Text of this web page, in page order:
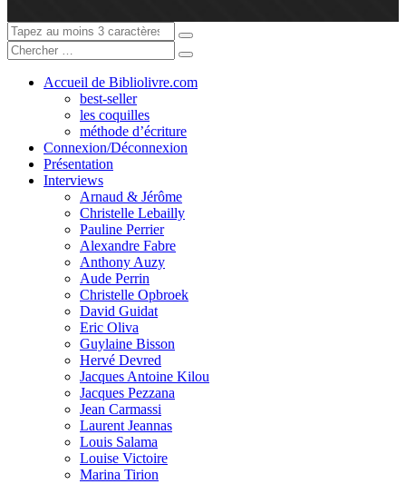
Accueil de Bibliolivre.com
best-seller
les coquilles
méthode d’écriture
Connexion/Déconnexion
Présentation
Interviews
Arnaud & Jérôme
Christelle Lebailly
Pauline Perrier
Alexandre Fabre
Anthony Auzy
Aude Perrin
Christelle Opbroek
David Guidat
Eric Oliva
Guylaine Bisson
Hervé Devred
Jacques Antoine Kilou
Jacques Pezzana
Jean Carmassi
Laurent Jeannas
Louis Salama
Louise Victoire
Marina Tirion